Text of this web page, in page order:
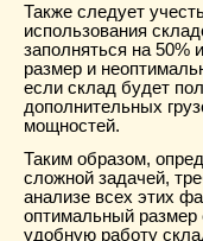
Также следует
использования
заполняться на 50%
размер и
если склад будет
дополнительных
мощностей.
Таким образом,
сложной задачей,
анализе всех этих
оптимальный
удобную работу